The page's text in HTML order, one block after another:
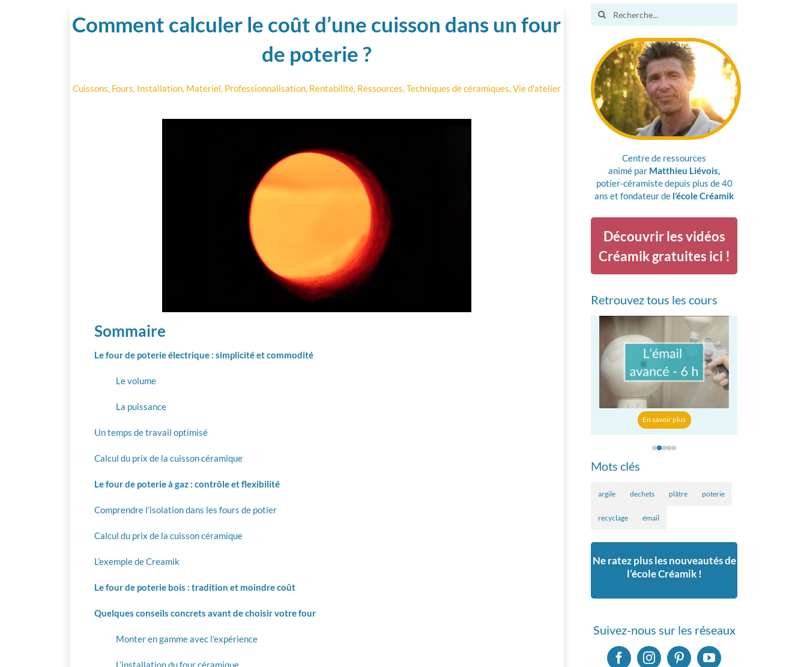
Comment calculer le coût d’une cuisson dans un four
de poterie ?
Cuissons, Fours, Installation, Matériel, Professionnalisation, Rentabilité, Ressources,Techniques de céramiques,Vie d'atelier
Sommaire
Le four de poterie électrique : simplicité et commodité
Le volume
La puissance
Un temps de travail optimisé
Calcul du prix de la cuisson céramique
Le four de poterie à gaz : contrôle et flexibilité
Comprendre l’isolation dans les fours de potier
Calcul du prix de la cuisson céramique
L’exemple de Creamik
Le four de poterie bois : tradition et moindre coût
Quelques conseils concrets avant de choisir votre four
Monter en gamme avec l’expérience
L’installation du four céramique
Search
for:
Centre de ressources
animé par Matthieu Liévois,
potier-céramiste depuis plus de 40
ans et fondateur de l’école Créamik
Découvrir les vidéos
Créamik gratuites ici !
Retrouvez tous les cours
En savoir plus
Mots clés
argile dechets plâtre poterie
recyclage émail
Ne ratez plus les nouveautés de
l’école Créamik !
Suivez-nous sur les réseaux